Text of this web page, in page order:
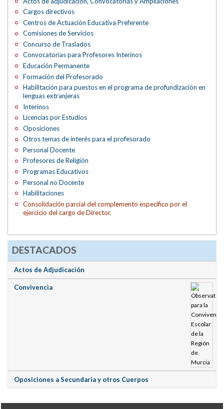
Cargos directivos
Centros de Actuación Educativa Preferente
Comisiones de Servicios
Concurso de Traslados
Convocatorias para Profesores Interinos
Educación Permanente
Formación del Profesorado
Habilitación para puestos en el programa de profundización en
lenguas extranjeras
Interinos
Licencias por Estudios
Oposiciones
Otros temas de interés para el profesorado
Personal Docente
Profesores de Religión
Programas Educativos
Personal no Docente
Habilitaciones
Consolidación parcial del complemento específico por el
ejercicio del cargo de Director.
DESTACADOS
Actos de Adjudicación
Convivencia
Oposiciones a Secundaria y otros Cuerpos